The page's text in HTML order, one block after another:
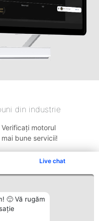
Live chat
🙂 Vă rugăm
din industrie
motorul
bune servicii!